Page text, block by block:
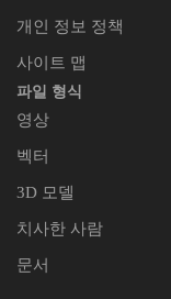
개인 정보 정책
사이트 맵
파일 형식
영상
벡터
3D 모델
치사한 사람
문서